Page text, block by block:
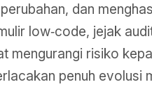
dan
low‑code, jejak
mengurangi risiko
penuh evolusi